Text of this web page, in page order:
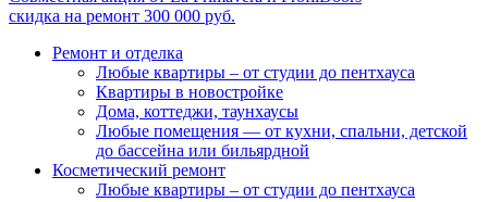
скидка на ремонт 300 000 руб.
Ремонт и отделка
Любые квартиры – от студии до пентхауса
Квартиры в новостройке
Дома, коттеджи, таунхаусы
Любые помещения — от кухни, спальни, детской
до бассейна или бильярдной
Косметический ремонт
Любые квартиры – от студии до пентхауса